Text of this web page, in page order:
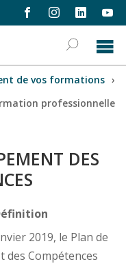
de vos formations ›
professionnelle
DES
2019, le Plan de
des Compétences